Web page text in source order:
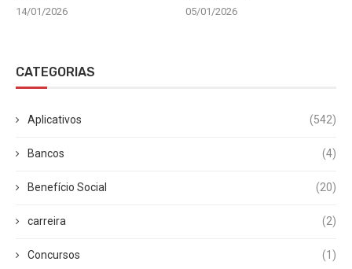
14/01/2026 05/01/2026
CATEGORIAS
Aplicativos (542)
Bancos (4)
Benefício Social (20)
carreira (2)
Concursos (1)